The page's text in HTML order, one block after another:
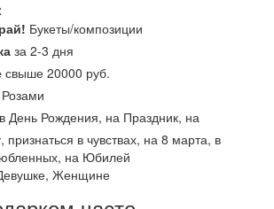
Букеты/композиции
за 2-3 дня
свыше 20000 руб.
Розами
в День Рождения, на Праздник, на
признаться в чувствах, на 8 марта, в
на Юбилей
Женщине